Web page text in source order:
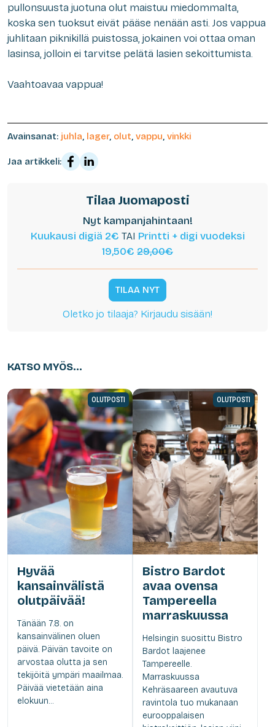
pullonsuusta juotuna olut maistuu miedommalta,
koska sen tuoksut eivät pääse nenään asti. Jos vappua
juhlitaan piknikillä puistossa, jokainen voi ottaa oman
lasinsa, jolloin ei tarvitse pelätä lasien sekoittumista.
Vaahtoavaa vappua!
Avainsanat: juhla, lager, olut, vappu, vinkki
Jaa artikkeli:
Tilaa Juomaposti
Nyt kampanjahintaan!
Kuukausi digiä 2€ TAI Printti + digi vuodeksi
19,50€ 29,00€
TILAA NYT
Oletko jo tilaaja? Kirjaudu sisään!
KATSO MYÖS...
OLUTPOSTI
Hyvää
kansainvälistä
olutpäivää!
Tänään 7.8. on
kansainvälinen oluen
päivä. Päivän tavoite on
arvostaa olutta ja sen
tekijöitä ympäri maailmaa.
Päivää vietetään aina
elokuun...
OLUTPOSTI
Bistro Bardot
avaa ovensa
Tampereella
marraskuussa
Helsingin suosittu Bistro
Bardot laajenee
Tampereelle.
Marraskuussa
Kehräsaareen avautuva
ravintola tuo mukanaan
eurooppalaisen